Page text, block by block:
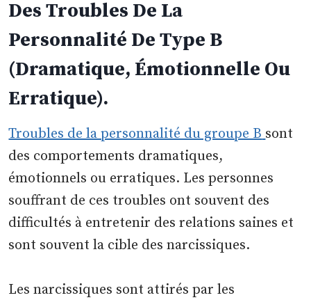
Des Troubles De La
Personnalité De Type B
(Dramatique, Émotionnelle Ou
Erratique).
Troubles de la personnalité du groupe B sont
des comportements dramatiques,
émotionnels ou erratiques. Les personnes
souffrant de ces troubles ont souvent des
difficultés à entretenir des relations saines et
sont souvent la cible des narcissiques.
Les narcissiques sont attirés par les